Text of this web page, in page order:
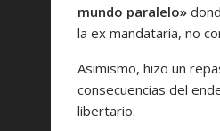
mundo paralelo»
la ex mandataria, no
Asimismo, hizo un
consecuencias del
libertario.